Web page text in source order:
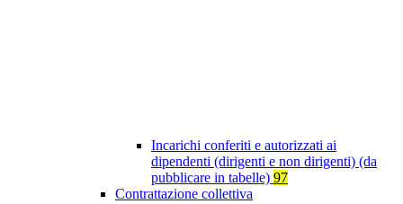
Incarichi conferiti e autorizzati ai
dipendenti (dirigenti e non dirigenti) (da
pubblicare in tabelle) 97
Contrattazione collettiva